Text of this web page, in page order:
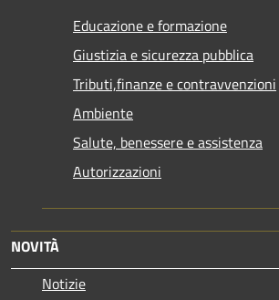
Educazione e formazione
Giustizia e sicurezza pubblica
Tributi,finanze e contravvenzioni
Ambiente
Salute, benessere e assistenza
Autorizzazioni
NOVITÀ
Notizie